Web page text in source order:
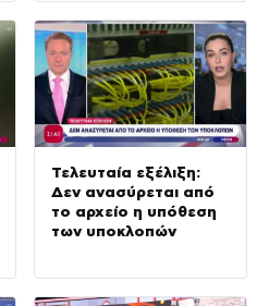
2009
Τελευταία εξέλιξη:
Δεν ανασύρεται από
το αρχείο η υπόθεση
των υποκλοπών